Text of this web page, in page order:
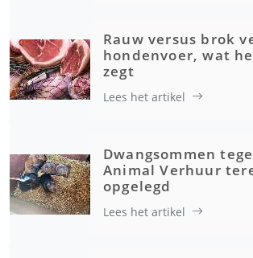
Rauw versus brok
hondenvoer, wat
zegt
Lees het artikel
Dwangsommen
Animal Verhuur
opgelegd
Lees het artikel